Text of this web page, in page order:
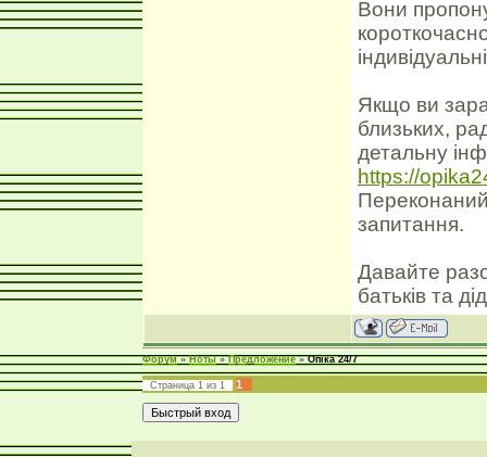
Вони
Якщо ви
близьких,
детальну
https://
запитання.
Давайте
батьків та
Форум » Ноты » Предложение » Опіка 24/7
Страница 1 из 1 1